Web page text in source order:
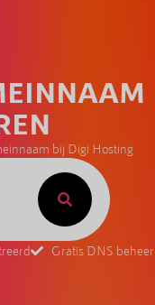
bij Digi Hosting
Gratis DNS beheer